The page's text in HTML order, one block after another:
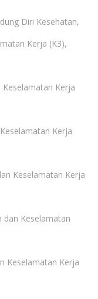
Diri Kesehatan,
Kerja (K3),
Kerja
Kerja
Keselamatan Kerja
dan Keselamatan
Keselamatan Kerja